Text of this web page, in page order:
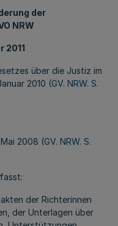
der
NRW
2011
über die Justiz im
2010 (GV. NRW. S.
2008 (GV. NRW. S.
der Richterinnen
der Unterlagen über